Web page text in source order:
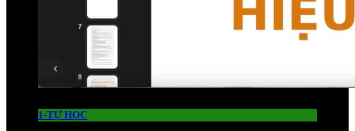
1-TỰ HỌC